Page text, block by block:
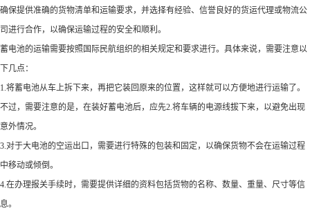
确保提供准确的货物清单和运输要求，并选择有经验、信誉良好的货运代理或物流公
司进行合作，以确保运输过程的安全和顺利。
蓄电池的运输需要按照国际民航组织的相关规定和要求进行。具体来说，需要注意以
下几点：
1.将蓄电池从车上拆下来，再把它装回原来的位置，这样就可以方便地进行运输了。
不过，需要注意的是，在装好蓄电池后，应先2.将车辆的电源线拔下来，以避免出现
意外情况。
3.对于大电池的空运出口，需要进行特殊的包装和固定，以确保货物不会在运输过程
中移动或倾倒。
4.在办理报关手续时，需要提供详细的资料包括货物的名称、数量、重量、尺寸等信
息。